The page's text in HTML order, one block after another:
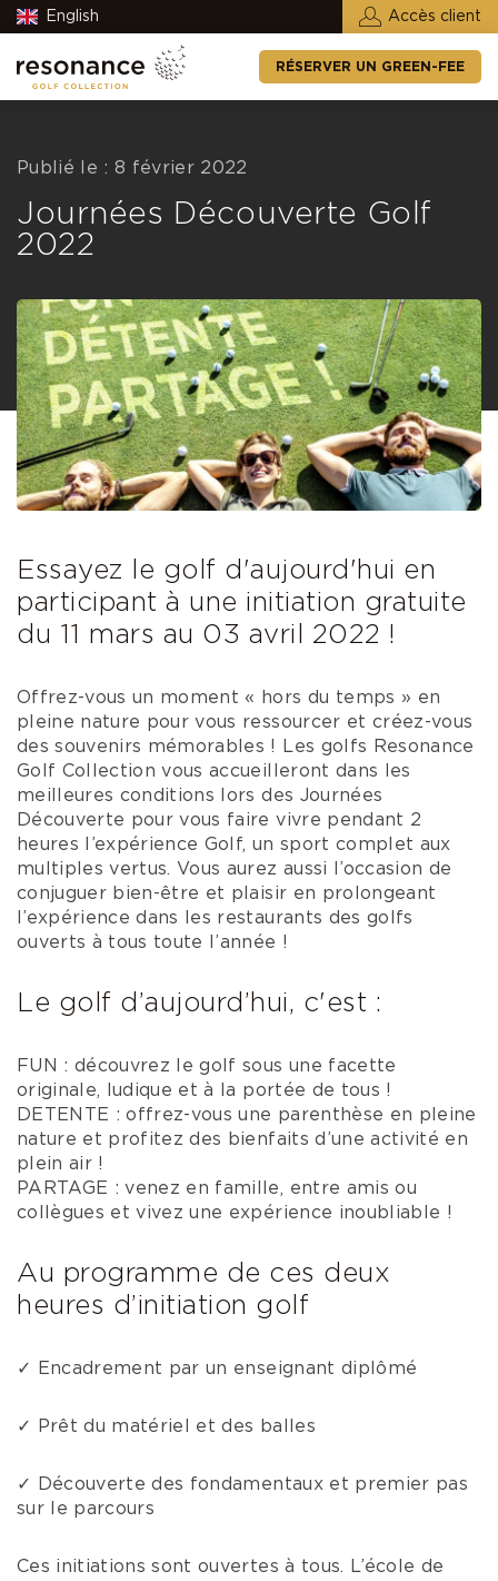
English Accès client
RÉSERVER UN GREEN-FEE
Publié le : 8 février 2022
Journées Découverte Golf
2022
Essayez le golf d'aujourd'hui en
participant à une initiation gratuite
du 11 mars au 03 avril 2022 !
Offrez-vous un moment « hors du temps » en
pleine nature pour vous ressourcer et créez-vous
des souvenirs mémorables ! Les golfs Resonance
Golf Collection vous accueilleront dans les
meilleures conditions lors des Journées
Découverte pour vous faire vivre pendant 2
heures l’expérience Golf, un sport complet aux
multiples vertus. Vous aurez aussi l’occasion de
conjuguer bien-être et plaisir en prolongeant
l’expérience dans les restaurants des golfs
ouverts à tous toute l’année !
Le golf d’aujourd’hui, c'est :
FUN : découvrez le golf sous une facette
originale, ludique et à la portée de tous !
DETENTE : offrez-vous une parenthèse en pleine
nature et profitez des bienfaits d’une activité en
plein air !
PARTAGE : venez en famille, entre amis ou
collègues et vivez une expérience inoubliable !
Au programme de ces deux
heures d’initiation golf
✓ Encadrement par un enseignant diplômé
✓ Prêt du matériel et des balles
✓
Découverte des fondamentaux et premier pas
sur le parcours
Ces initiations sont ouvertes à tous. L’école de